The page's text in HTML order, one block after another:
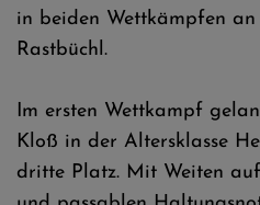
in beiden Wettkämpfen
Rastbüchl.
Im ersten Wettkampf
Kloß in der Altersklasse
dritte Platz. Mit Weiten